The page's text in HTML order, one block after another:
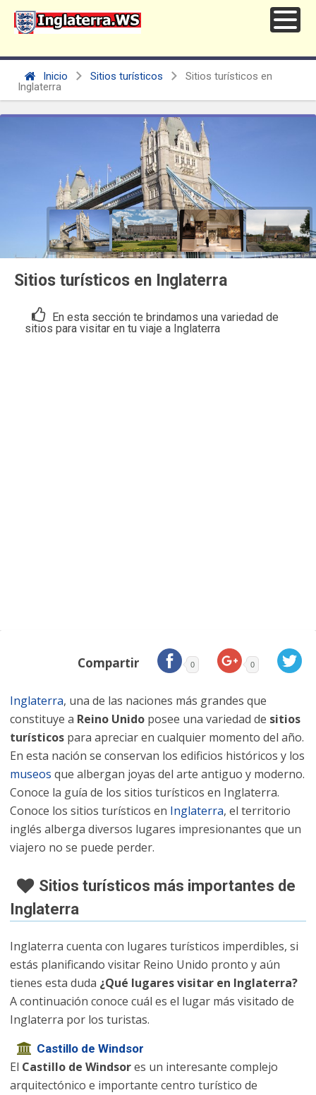
Inicio Sitios turísticos
Sitios turísticos en
Inglaterra
Sitios turísticos en Inglaterra
En esta sección te brindamos una variedad de
sitios para visitar en tu viaje a Inglaterra
Compartir 0 0
Inglaterra, una de las naciones más grandes que
constituye a Reino Unido posee una variedad de sitios
turísticos para apreciar en cualquier momento del año.
En esta nación se conservan los edificios históricos y los
museos que albergan joyas del arte antiguo y moderno.
Conoce la guía de los sitios turísticos en Inglaterra.
Conoce los sitios turísticos en Inglaterra, el territorio
inglés alberga diversos lugares impresionantes que un
viajero no se puede perder.
Sitios turísticos más importantes de
Inglaterra
Inglaterra cuenta con lugares turísticos imperdibles, si
estás planificando visitar Reino Unido pronto y aún
tienes esta duda ¿Qué lugares visitar en Inglaterra?
A continuación conoce cuál es el lugar más visitado de
Inglaterra por los turistas.
Castillo de Windsor
El Castillo de Windsores un interesante complejo
arquitectónico e importante centro turístico de